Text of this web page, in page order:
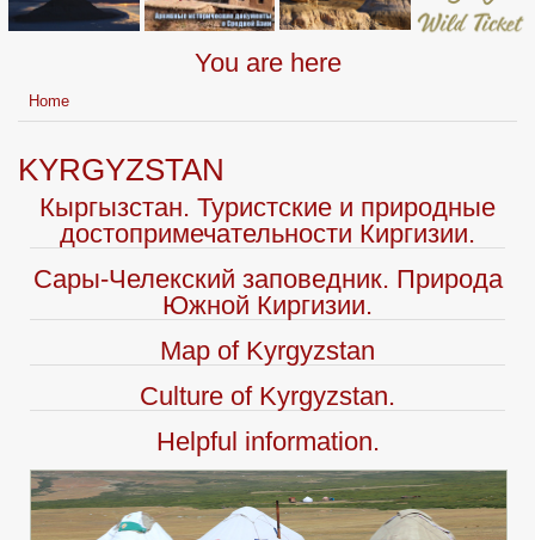
You are here
Home
KYRGYZSTAN
Кыргызстан. Туристские и природные
достопримечательности Киргизии.
Сары-Челекский заповедник. Природа
Южной Киргизии.
Map of Kyrgyzstan
Culture of Kyrgyzstan.
Helpful information.